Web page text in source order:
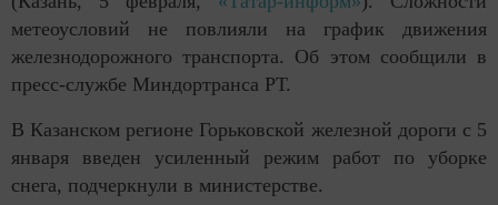
метеоусловий не повлияли на график движения
железнодорожного транспорта. Об этом сообщили в
пресс-службе Миндортранса РТ.
В Казанском регионе Горьковской железной дороги с 5
января введен усиленный режим работ по уборке
снега, подчеркнули в министерстве.